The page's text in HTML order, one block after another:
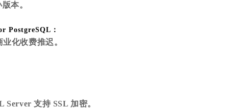
本。
PostgreSQL：
化收费推迟。
Server 支持 SSL 加密。